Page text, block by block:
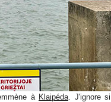
à Klaipéda . J'ignore si